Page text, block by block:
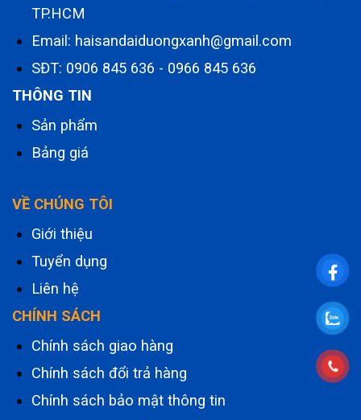
TP.HCM
Email: haisandaiduongxanh@gmail.com
SĐT: 0906 845 636 - 0966 845 636
THÔNG TIN
Sản phẩm
Bảng giá
VỀ CHÚNG TÔI
Giới thiệu
Tuyển dụng
Liên hệ
CHÍNH SÁCH
Chính sách giao hàng
Chính sách đổi trả hàng
Chính sách bảo mật thông tin